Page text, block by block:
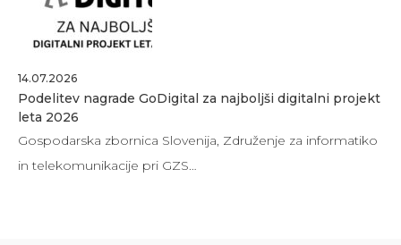
14.07.2026
Podelitev nagrade GoDigital za najboljši digitalni projekt
leta 2026
Gospodarska zbornica Slovenija, Združenje za informatiko
in telekomunikacije pri GZS…